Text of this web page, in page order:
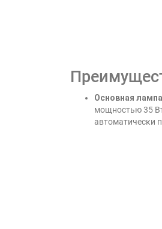
Основная
мощностью 35
автоматически